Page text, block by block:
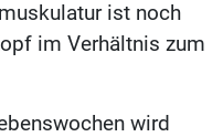
ist noch
im Verhältnis zum
wird